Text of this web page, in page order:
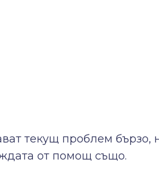
текущ проблем бързо,
от помощ също.